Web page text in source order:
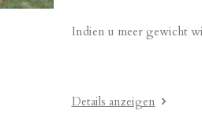
Indien u meer gewicht
Details anzeigen